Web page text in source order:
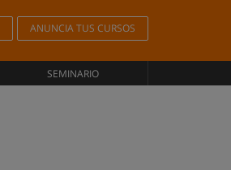
ANUNCIA TUS CURSOS
SEMINARIO